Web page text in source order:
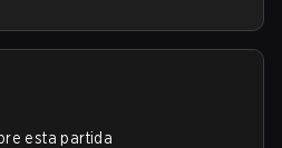
esta partida